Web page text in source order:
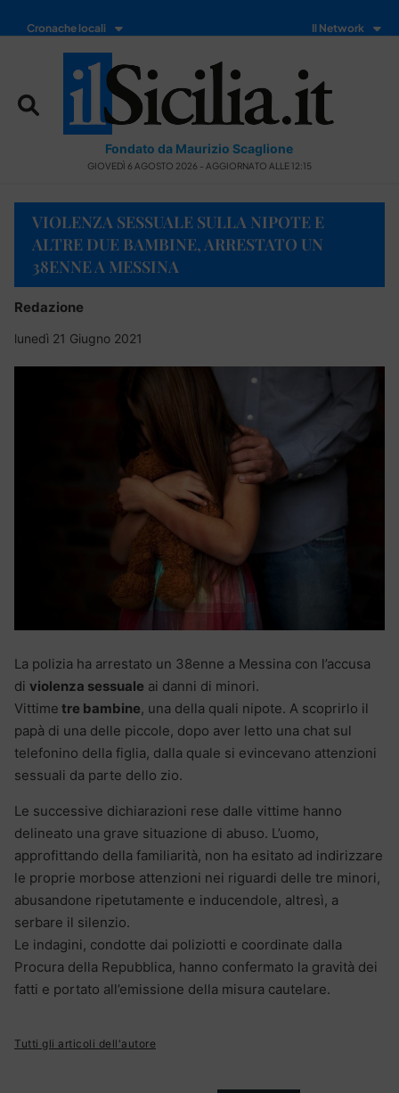
Cronache locali Il Network
Fondato da Maurizio Scaglione
GIOVEDÌ 6 AGOSTO 2026 - AGGIORNATO ALLE 12:15
VIOLENZA SESSUALE SULLA NIPOTE E
ALTRE DUE BAMBINE, ARRESTATO UN
38ENNE A MESSINA
Redazione
lunedì 21 Giugno 2021
La polizia ha arrestato un 38enne a Messina con l’accusa
di violenza sessuale ai danni di minori.
Vittime tre bambine, una della quali nipote. A scoprirlo il
papà di una delle piccole, dopo aver letto una chat sul
telefonino della figlia, dalla quale si evincevano attenzioni
sessuali da parte dello zio.
Le successive dichiarazioni rese dalle vittime hanno
delineato una grave situazione di abuso. L’uomo,
approfittando della familiarità, non ha esitato ad indirizzare
le proprie morbose attenzioni nei riguardi delle tre minori,
abusandone ripetutamente e inducendole, altresì, a
serbare il silenzio.
Le indagini, condotte dai poliziotti e coordinate dalla
Procura della Repubblica, hanno confermato la gravità dei
fatti e portato all’emissione della misura cautelare.
Tutti gli articoli dell'autore